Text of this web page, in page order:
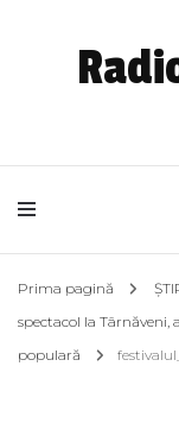
Prima pagină
spectacol la
populară